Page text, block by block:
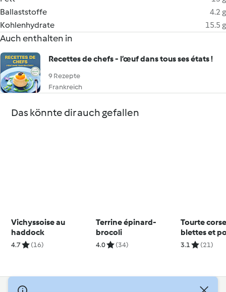
Ballaststoffe
4.2 g
Kohlenhydrate
15.5 g
Auch enthalten in
Recettes de chefs - l’œuf dans tous ses états !
9 Rezepte
Frankreich
Das könnte dir auch gefallen
Vichyssoise au
haddock
4.7 (16)
Terrine épinard-
brocoli
4.0 (34)
Tourte
blettes et
3.1 (21)